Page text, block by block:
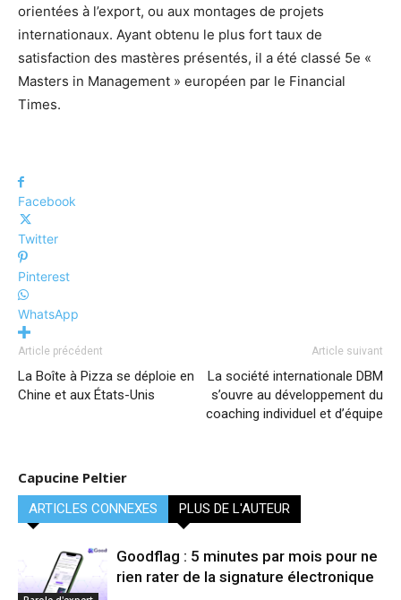
orientées à l’export, ou aux montages de projets
internationaux. Ayant obtenu le plus fort taux de
satisfaction des mastères présentés, il a été classé 5e «
Masters in Management » européen par le Financial
Times.
Facebook
Twitter
Pinterest
WhatsApp
Article précédent
La Boîte à Pizza se déploie en
Chine et aux États-Unis
Article suivant
La société internationale DBM
s’ouvre au développement du
coaching individuel et d’équipe
Capucine Peltier
ARTICLES CONNEXES PLUS DE L'AUTEUR
Goodflag : 5 minutes par mois pour ne
rien rater de la signature électronique